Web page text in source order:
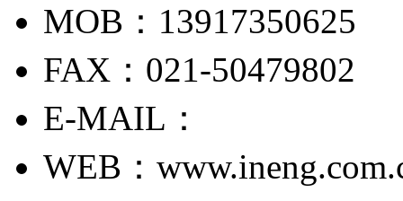
MOB：13917350625
FAX：021-50479802
E-MAIL：
WEB：